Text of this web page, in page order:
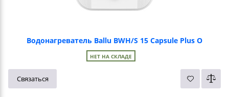
Водонагреватель Ballu BWH/S 15 Capsule Plus O
НЕТ НА СКЛАДЕ
Связаться